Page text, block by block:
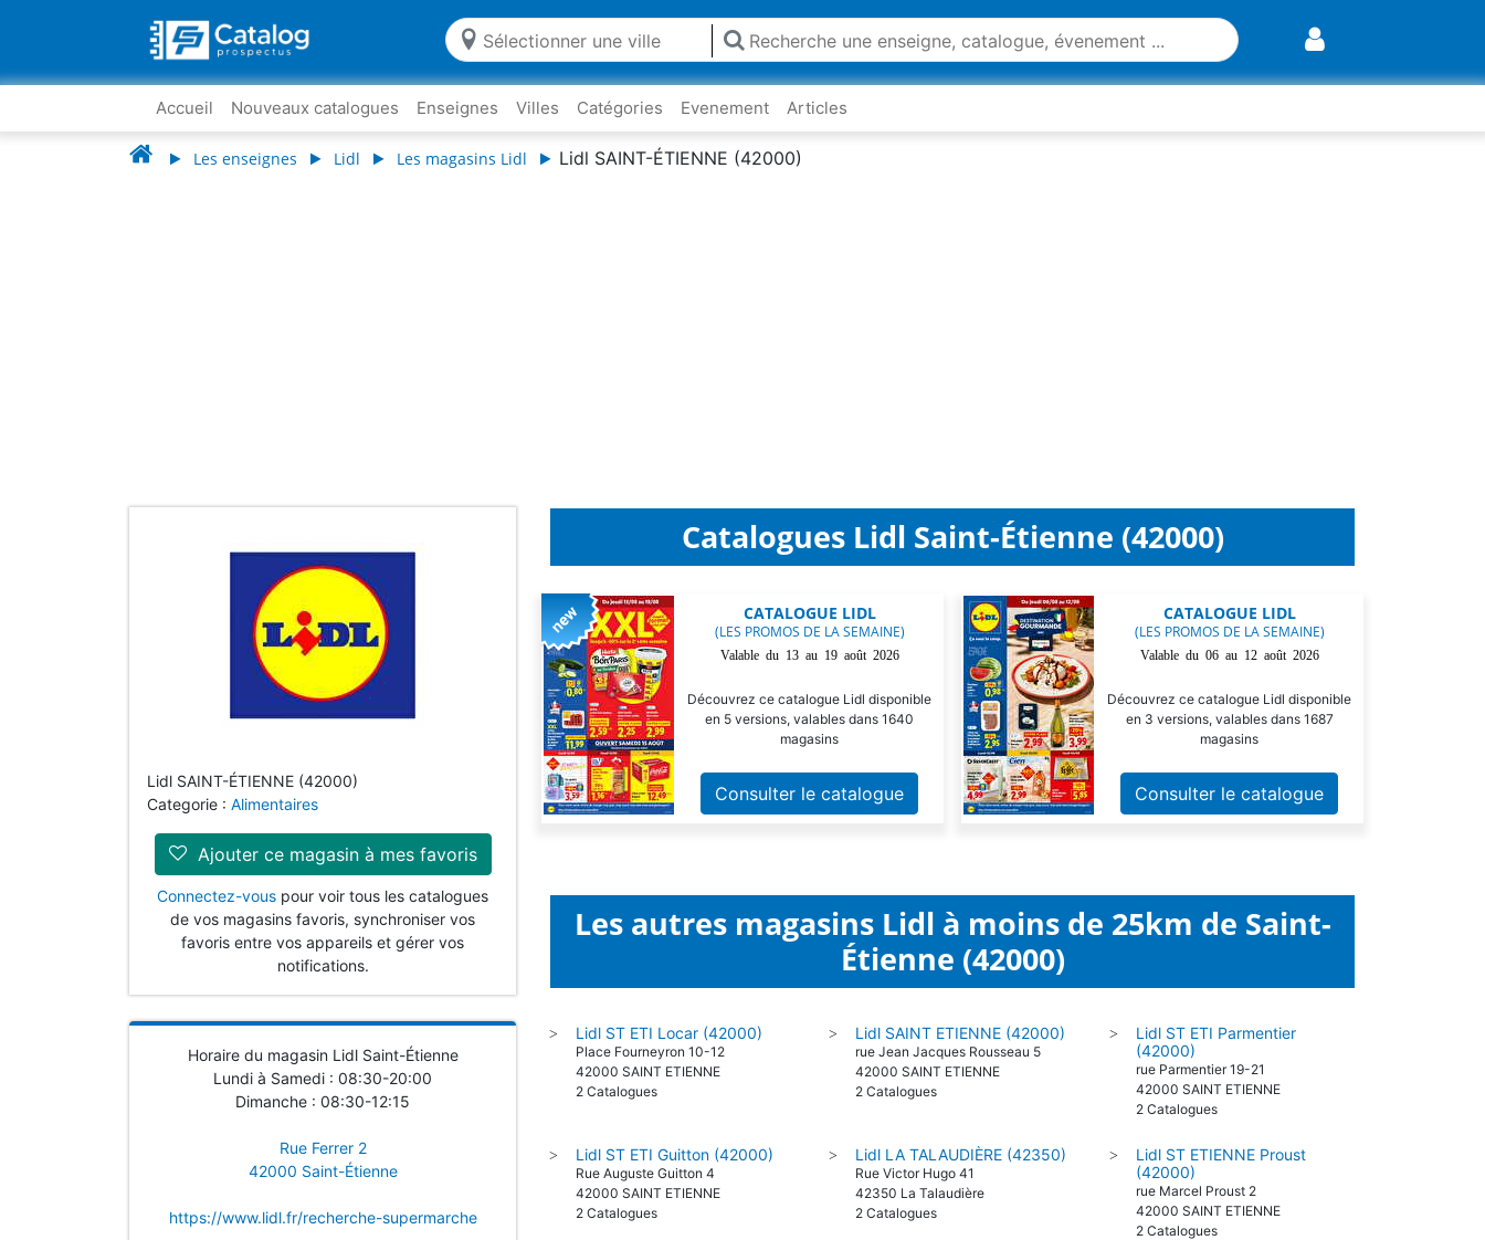
Accueil Nouveaux catalogues Enseignes Villes Catégories Evenement Articles
Les enseignes Lidl Les magasins Lidl Lidl SAINT-ÉTIENNE (42000)
Lidl SAINT-ÉTIENNE (42000)
Categorie : Alimentaires
Ajouter ce magasin à mes favoris
Connectez-vous pour voir tous les catalogues
de vos magasins favoris, synchroniser vos
favoris entre vos appareils et gérer vos
notifications.
Horaire du magasin Lidl Saint-Étienne
Lundi à Samedi : 08:30-20:00
Dimanche : 08:30-12:15
Rue Ferrer 2
42000 Saint-Étienne
https://www.lidl.fr/recherche-supermarche
Catalogues Lidl Saint-Étienne (42000)
CATALOGUE LIDL
(LES PROMOS DE LA SEMAINE)
Valable du 13 au 19 août 2026
Découvrez ce catalogue Lidl disponible
en 5 versions, valables dans 1640
magasins
Consulter le catalogue
CATALOGUE LIDL
(LES PROMOS DE LA SEMAINE)
Valable du 06 au 12 août 2026
Découvrez ce catalogue Lidl disponible
en 3 versions, valables dans 1687
magasins
Consulter le catalogue
Les autres magasins Lidl à moins de 25km de Saint-
Étienne (42000)
> Lidl ST ETI Locar (42000)
Place Fourneyron 10-12
42000 SAINT ETIENNE
2 Catalogues
> Lidl SAINT ETIENNE (42000)
rue Jean Jacques Rousseau 5
42000 SAINT ETIENNE
2 Catalogues
>
Lidl ST ETI Parmentier
(42000)
rue Parmentier 19-21
42000 SAINT ETIENNE
2 Catalogues
> Lidl ST ETI Guitton (42000)
Rue Auguste Guitton 4
42000 SAINT ETIENNE
2 Catalogues
> Lidl LA TALAUDIÈRE (42350)
Rue Victor Hugo 41
42350 La Talaudière
2 Catalogues
>
Lidl ST ETIENNE Proust
(42000)
rue Marcel Proust 2
42000 SAINT ETIENNE
2 Catalogues